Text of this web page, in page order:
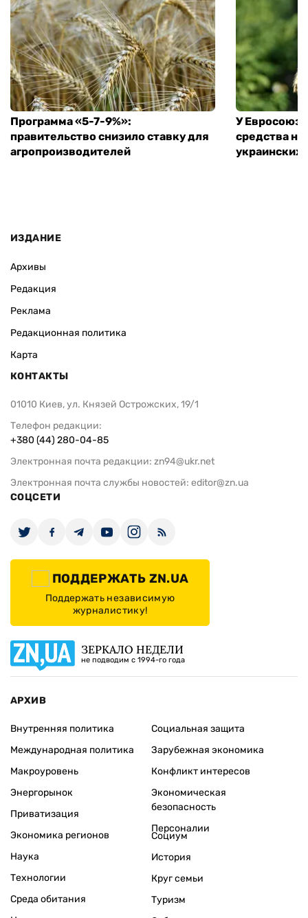
Программа «5-7-9%»:
правительство снизило ставку для
агропроизводителей
У
средства
ИЗДАНИЕ
Архивы
Редакция
Реклама
Редакционная политика
Карта
КОНТАКТЫ
01010 Киев, ул. Князей Острожских, 19/1
Телефон редакции:
+380 (44) 280-04-85
Электронная почта редакции: zn94@ukr.net
Электронная почта службы новостей: editor@zn.ua
СОЦСЕТИ
ПОДДЕРЖАТЬ ZN.UA
Поддержать независимую
журналистику!
ЗЕРКАЛО НЕДЕЛИ
не подводим с 1994-го года
АРХИВ
Внутренняя политика
Международная политика
Макроуровень
Энергорынок
Приватизация
Экономика регионов
Социальная защита
Зарубежная экономика
Конфликт интересов
Экономическая
безопасность
Персоналии
Наука
Технологии
Среда обитания
Социум
История
Круг семьи
Туризм